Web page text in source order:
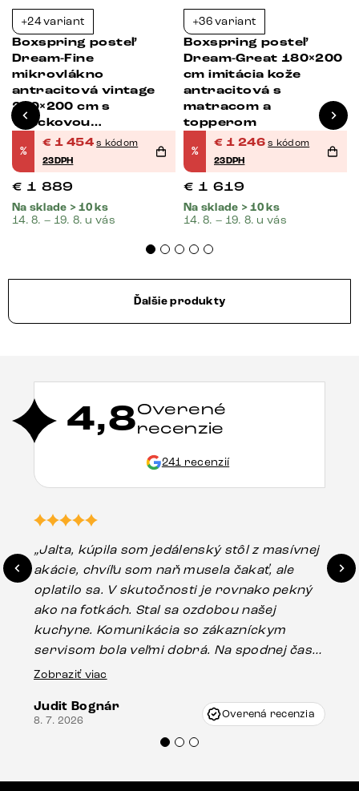
+24 variant
Boxspring posteľ
Dream-Fine
mikrovlákno
antracitová vintage
200×200 cm s
vreckovou
pružinovou matracou
a topperom Visco
%
€ 1 454 s kódom
23DPH
€ 1 889
Na sklade > 10 ks
14. 8. – 19. 8. u vás
+36 variant
Boxspring posteľ
Dream-Great 180×200
cm imitácia kože
antracitová s
matracom a
topperom
%
€ 1 246 s kódom
23DPH
€ 1 619
Na sklade > 10 ks
14. 8. – 19. 8. u vás
Ďalšie produkty
4,8Overené
recenzie
241 recenzií
„Jalta, kúpila som jedálenský stôl z masívnej
akácie, chvíľu som naň musela čakať, ale
oplatilo sa. V skutočnosti je rovnako pekný
ako na fotkách. Stal sa ozdobou našej
kuchyne. Komunikácia so zákazníckym
servisom bola veľmi dobrá. Na spodnej časti
stola bolo malé poškodenie, pravdepodobne
Vincze pri riešení mojej záležitosti pristúpili
veľmi korektne. Odporúčam produkty Delife
Zobraziť viac
Judit Bognár
8. 7. 2026 Overená recenzia